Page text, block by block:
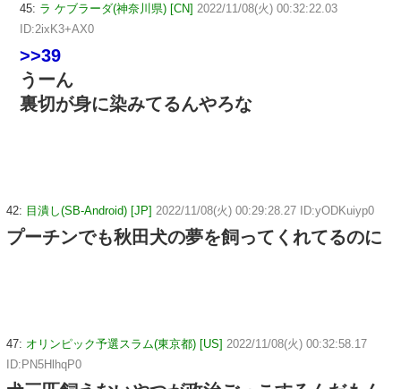
45: ラ ケブラーダ(神奈川県) [CN] 2022/11/08(火) 00:32:22.03
ID:2ixK3+AX0
>>39
うーん
裏切が身に染みてるんやろな
42: 目潰し(SB-Android) [JP] 2022/11/08(火) 00:29:28.27 ID:yODKuiyp0
プーチンでも秋田犬の夢を飼ってくれてるのに
47: オリンピック予選スラム(東京都) [US] 2022/11/08(火) 00:32:58.17
ID:PN5HlhqP0